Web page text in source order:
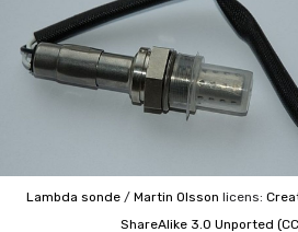
Lambda sonde / Martin Olsson licens:
ShareAlike 3.0 Unported